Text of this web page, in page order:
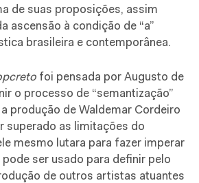
de suas proposições, assim
ascensão à condição de “a”
brasileira e contemporânea.
foi pensada por Augusto de
o processo de “semantização”
produção de Waldemar Cordeiro
superado as limitações do
mesmo lutara para fazer imperar
ser usado para definir pelo
de outros artistas atuantes